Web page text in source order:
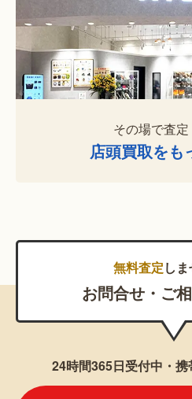
その場で査
店頭買取をも
無料査定し
お問合せ・ご
24時間365日受付中・携